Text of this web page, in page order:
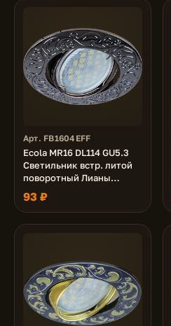
Арт. FB1604EFF
Ecola MR16 DL114 GU5.3
Светильник встр. литой
поворотный Лианы
Черный Хром 25x90
93 ₽